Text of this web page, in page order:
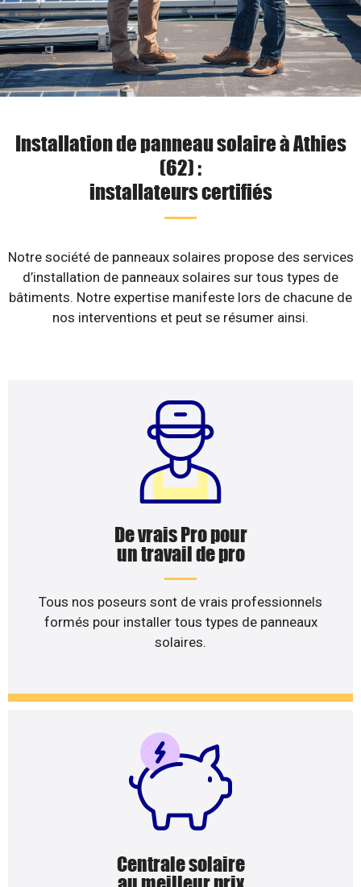
Installation de panneau solaire à Athies
(62) :
installateurs certifiés
Notre société de panneaux solaires propose des services
d’installation de panneaux solaires sur tous types de
bâtiments. Notre expertise manifeste lors de chacune de
nos interventions et peut se résumer ainsi.
De vrais Pro pour
un travail de pro
Tous nos poseurs sont de vrais professionnels
formés pour installer tous types de panneaux
solaires.
Centrale solaire